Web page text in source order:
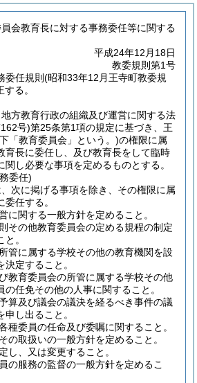
会教育長に対する事務委任等に関する
平成24年12月18日
教委規則第1号
委任規則(昭和33年12月王寺町教委規
る。
方教育行政の組織及び運営に関する法
号)第25条第1項の規定に基づき、王
「教育委員会」という。)の権限に属
育長に委任し、及び教育長をして臨時
関し必要な事項を定めるものとする。
委任)
次に掲げる事項を除き、その権限に属
任する。
に関する一般方針を定めること。
その他教育委員会の定める規程の制定
。
管に属する学校その他の教育機関を設
定すること。
教育委員会の所管に属する学校その他
の任免その他の人事に関すること。
算及び議会の議決を経るべき事件の議
し出ること。
種委員の任命及び委嘱に関すること。
の取扱いの一般方針を定めること。
し、又は変更すること。
の服務の監督の一般方針を定めるこ